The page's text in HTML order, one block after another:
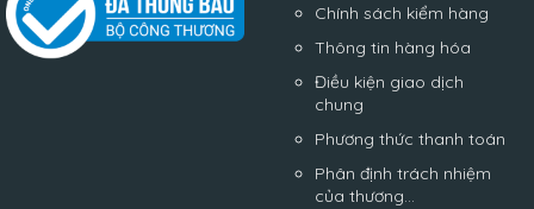
Chính sách kiểm hàng
Thông tin hàng hóa
Điều kiện giao dịch
chung
Phương thức thanh toán
Phân định trách nhiệm
của thương...